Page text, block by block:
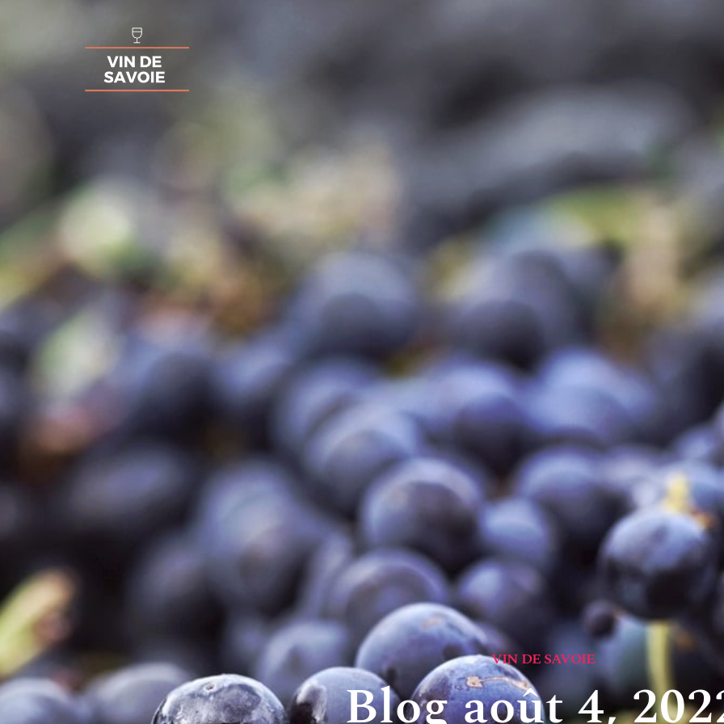
VIN DE SAVOIE
Blog août 4,